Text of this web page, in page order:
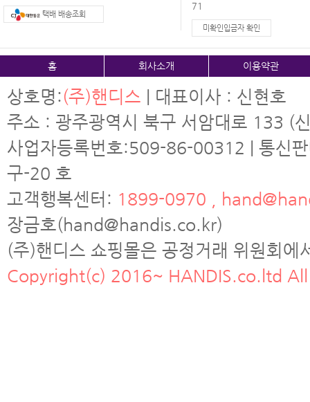
택배 배송조회
71
미확인입금자 확인
홈 회사소개 이용약관
상호명:(주)핸디스 | 대표이사 : 신현호
주소 : 광주광역시 북구 서암대로 133 (
사업자등록번호:509-86-00312 | 통신
구-20 호
고객행복센터: 1899-0970 ,
장금호(hand@handis.co.kr)
(주)핸디스 쇼핑몰은 공정거래 위원회
Copyright(c) 2016~ HANDIS.co.ltd